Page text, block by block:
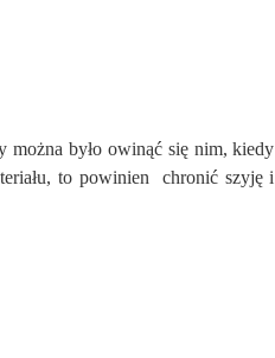
można było owinąć się nim, kiedy
to powinien chronić szyję i